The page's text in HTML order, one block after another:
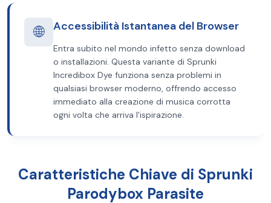
🌐 Accessibilità Istantanea del Browser
Entra subito nel mondo infetto senza download
o installazioni. Questa variante di Sprunki
Incredibox Dye funziona senza problemi in
qualsiasi browser moderno, offrendo accesso
immediato alla creazione di musica corrotta
ogni volta che arriva l'ispirazione.
Caratteristiche Chiave di Sprunki
Parodybox Parasite